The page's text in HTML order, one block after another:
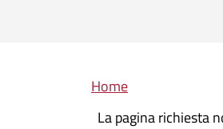
Briciole di
Home
La pagina richiesta